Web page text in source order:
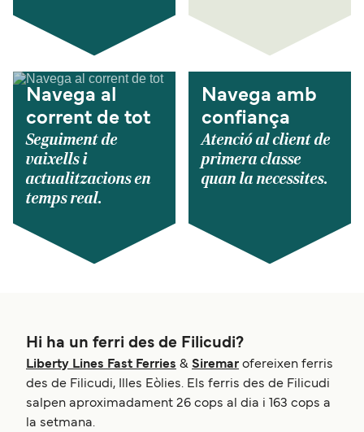
Navega al
corrent de tot
Seguiment de
vaixells i
actualitzacions en
temps real.
Navega amb
confiança
Atenció al client de
primera classe
quan la necessites.
Hi ha un ferri des de Filicudi?
Liberty Lines Fast Ferries & Siremar ofereixen ferris
des de Filicudi, Illes Eòlies. Els ferris des de Filicudi
salpen aproximadament 26 cops al dia i 163 cops a
la setmana.